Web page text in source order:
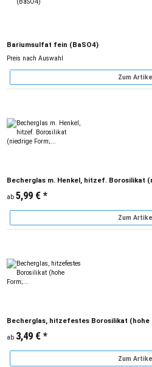
Bariumsulfat fein (BaSO4)
Preis nach Auswahl
Zum Artikel
Becherglas m. Henkel, hitzef. Borosilikat
ab 5,99 € *
Zum Artikel
Becherglas, hitzefestes Borosilikat (hohe
ab 3,49 € *
Zum